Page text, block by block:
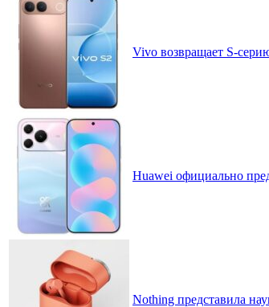
Vivo возвращает S-
Huawei официально
Nothing представила